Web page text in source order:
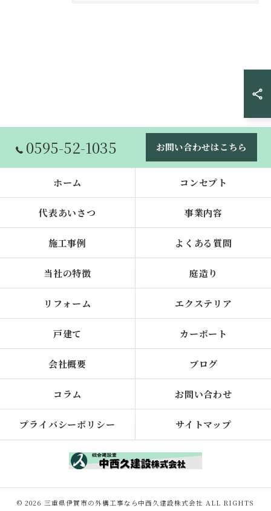
0595-52-1035 お問い合わせはこちら
ホーム コンセプト
代表あいさつ 事業内容
施工事例 よくある質問
当社の特徴 庭造り
リフォーム エクステリア
戸建て カーポート
会社概要 ブログ
コラム お問い合わせ
プライバシーポリシー サイトマップ
© 2026 三重県伊賀市の外構工事なら中西久建設株式会社 ALL RIGHTS